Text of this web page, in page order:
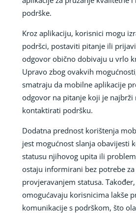
podrške.
Kroz aplikaciju, korisnici mogu
podršci, postaviti pitanje ili
odgovor obično dobivaju u vrlo
Upravo zbog ovakvih
smatraju da mobilne aplikacije
odgovor na pitanje koji je najbrži
kontaktirati podršku.
Dodatna prednost korištenja
jest mogućnost slanja obavijesti
statusu njihovog upita ili
ostaju informirani bez potrebe
provjeravanjem statusa.
omogućavaju korisnicima lakše
komunikacije s podrškom, što